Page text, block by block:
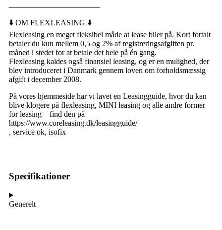
⬇️ OM FLEXLEASING ⬇️
Flexleasing en meget fleksibel måde at lease biler på. Kort fortalt
betaler du kun mellem 0,5 og 2% af registreringsafgiften pr.
måned i stedet for at betale det hele på én gang.
Flexleasing kaldes også finansiel leasing, og er en mulighed, der
blev introduceret i Danmark gennem loven om forholdsmæssig
afgift i december 2008.
På vores hjemmeside har vi lavet en Leasingguide, hvor du kan
blive klogere på flexleasing, MINI leasing og alle andre former
for leasing – find den på
https://www.coreleasing.dk/leasingguide/
, service ok, isofix
Specifikationer
Generelt